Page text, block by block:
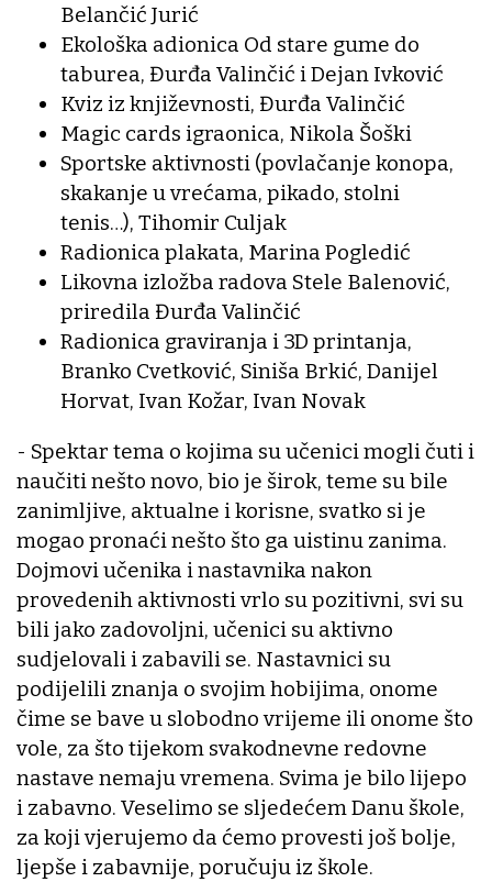
Belančić Jurić
Ekološka adionica Od stare gume do
taburea, Đurđa Valinčić i Dejan Ivković
Kviz iz književnosti, Đurđa Valinčić
Magic cards igraonica, Nikola Šoški
Sportske aktivnosti (povlačanje konopa,
skakanje u vrećama, pikado, stolni
tenis…), Tihomir Culjak
Radionica plakata, Marina Pogledić
Likovna izložba radova Stele Balenović,
priredila Đurđa Valinčić
Radionica graviranja i 3D printanja,
Branko Cvetković, Siniša Brkić, Danijel
Horvat, Ivan Kožar, Ivan Novak
- Spektar tema o kojima su učenici mogli čuti i
naučiti nešto novo, bio je širok, teme su bile
zanimljive, aktualne i korisne, svatko si je
mogao pronaći nešto što ga uistinu zanima.
Dojmovi učenika i nastavnika nakon
provedenih aktivnosti vrlo su pozitivni, svi su
bili jako zadovoljni, učenici su aktivno
sudjelovali i zabavili se. Nastavnici su
podijelili znanja o svojim hobijima, onome
čime se bave u slobodno vrijeme ili onome što
vole, za što tijekom svakodnevne redovne
nastave nemaju vremena. Svima je bilo lijepo
i zabavno. Veselimo se sljedećem Danu škole,
za koji vjerujemo da ćemo provesti još bolje,
ljepše i zabavnije, poručuju iz škole.